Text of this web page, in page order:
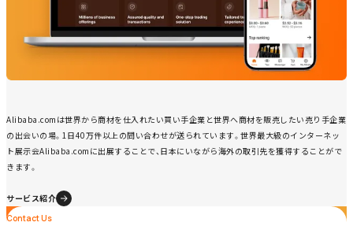
Alibaba.comは世界から商材を仕入れたい買い手企業と世界へ商材を販売したい売り手企業
の出会いの場。1日40万件以上の問い合わせが送られています。世界最大級のインターネッ
ト展示会Alibaba.comに出展することで、日本にいながら海外の取引先を獲得することがで
きます。
サービス紹介
Contact Us
Contact Us